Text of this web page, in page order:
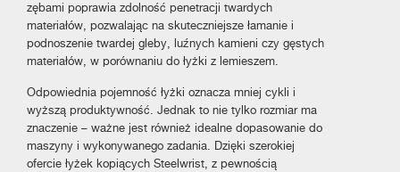
zębami poprawia zdolność penetracji twardych
materiałów, pozwalając na skuteczniejsze łamanie i
podnoszenie twardej gleby, luźnych kamieni czy gęstych
materiałów, w porównaniu do łyżki z lemieszem.
Odpowiednia pojemność łyżki oznacza mniej cykli i
wyższą produktywność. Jednak to nie tylko rozmiar ma
znaczenie – ważne jest również idealne dopasowanie do
maszyny i wykonywanego zadania. Dzięki szerokiej
ofercie łyżek kopiących Steelwrist, z pewnością